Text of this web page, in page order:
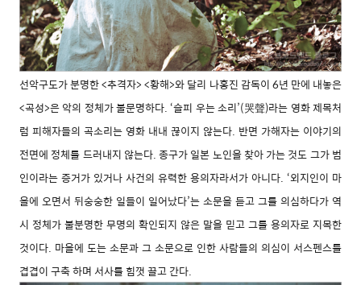
선악구도가 분명한 <추격자> <황해>와 달리 나홍진 감독이 6년 만에 내놓은
<곡성>은 악의 정체가 불문명하다. ‘슬피 우는 소리’(哭聲)라는 영화 제목처
럼 피해자들의 곡소리는 영화 내내 끊이지 않는다. 반면 가해자는 이야기의
전면에 정체를 드러내지 않는다. 종구가 일본 노인을 찾아 가는 것도 그가 범
인이라는 증거가 있거나 사건의 유력한 용의자라서가 아니다. ‘외지인이 마
을에 오면서 뒤숭숭한 일들이 일어났다’는 소문을 듣고 그를 의심하다가 역
시 정체가 불분명한 무명의 확인되지 않은 말을 믿고 그를 용의자로 지목한
것이다. 마을에 도는 소문과 그 소문으로 인한 사람들의 의심이 서스펜스를
겹겹이 구축 하며 서사를 힘껏 끌고 간다.